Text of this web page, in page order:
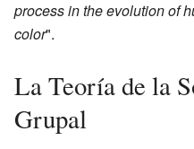
process in the evolution of
color".
La Teoría de la
Grupal